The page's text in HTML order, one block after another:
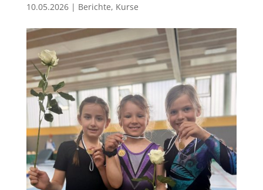
10.05.2026| Berichte, Kurse